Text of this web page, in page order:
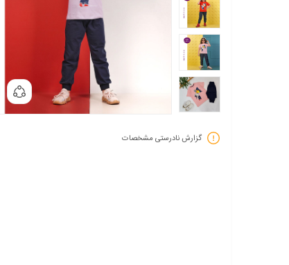
گزارش نادرستی مشخصات